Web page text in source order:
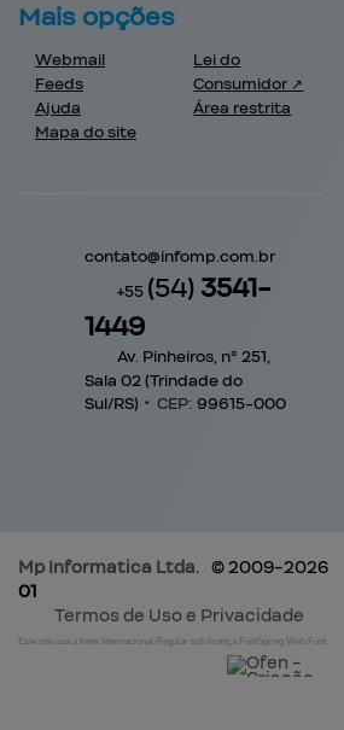
Mais opções
Webmail
Feeds
Ajuda
Mapa do site
Lei do
Consumidor ↗
Área restrita
contato@infomp.com.br
+55 (54)3541-
1449
Av. Pinheiros, nº 251,
Sala 02 (Trindade do
Sul/RS) • CEP: 99615-000
Mp Informatica Ltda. © 2009-2026
01
Termos de Uso e Privacidade
Este site usa a fonte Internacional Regular sob licença FontSpring Web Font.